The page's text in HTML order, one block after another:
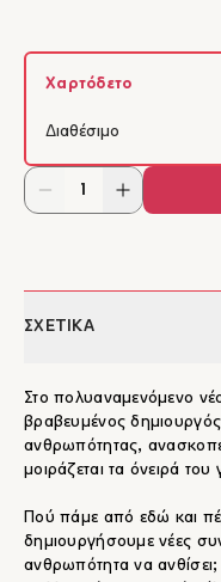
Χαρτόδετο
Διαθέσιμο
ΣΧΕΤΙΚΑ
Στο πολυαναμενόμενο
βραβευμένος δημιουργός
ανθρωπότητας,
μοιράζεται τα όνειρά του
Πού πάμε από εδώ και
δημιουργήσουμε νέες
ανθρωπότητα να